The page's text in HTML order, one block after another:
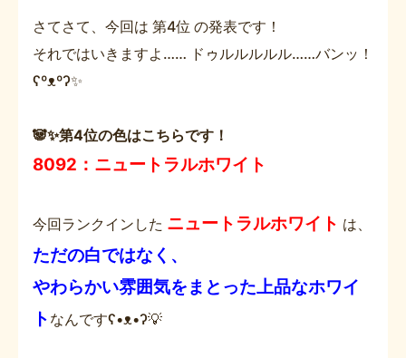
さてさて、今回は 第4位 の発表です！
それではいきますよ…… ドゥルルルルル……バンッ！
ʕºᴥºʔ✨
🐼✨第4位の色はこちらです！
8092：ニュートラルホワイト
今回ランクインした ニュートラルホワイト は、
ただの白ではなく、
やわらかい雰囲気をまとった上品なホワイ
ト なんですʕ•ᴥ•ʔ💡